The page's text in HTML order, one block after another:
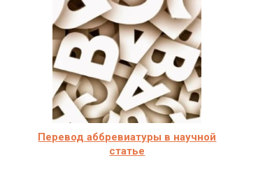
Перевод аббревиатуры в научной
статье